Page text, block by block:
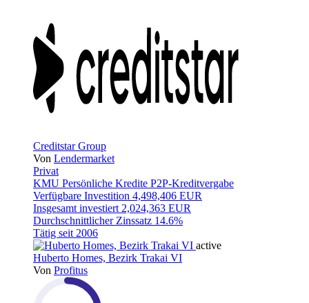
Creditstar Group
Von Lendermarket
Privat
KMU Persönliche Kredite P2P-Kreditvergabe
Verfügbare Investition 4,498,406 EUR
Insgesamt investiert 2,024,363 EUR
Durchschnittlicher Zinssatz 14.6%
Tätig seit 2006
active
Huberto Homes, Bezirk Trakai VI
Von Profitus